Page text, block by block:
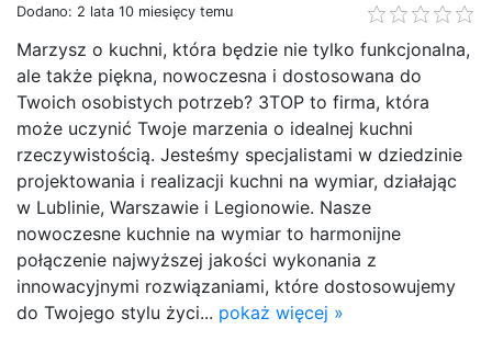
Dodano: 2 lata 10 miesięcy temu
Marzysz o kuchni, która będzie nie tylko funkcjonalna,
ale także piękna, nowoczesna i dostosowana do
Twoich osobistych potrzeb? 3TOP to firma, która
może uczynić Twoje marzenia o idealnej kuchni
rzeczywistością. Jesteśmy specjalistami w dziedzinie
projektowania i realizacji kuchni na wymiar, działając
w Lublinie, Warszawie i Legionowie. Nasze
nowoczesne kuchnie na wymiar to harmonijne
połączenie najwyższej jakości wykonania z
innowacyjnymi rozwiązaniami, które dostosowujemy
do Twojego stylu życi... pokaż więcej »